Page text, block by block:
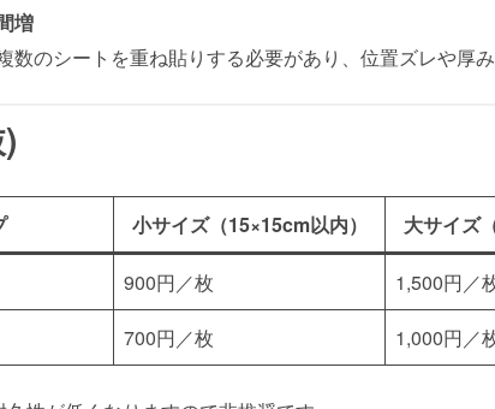
増
数のシートを重ね貼りする必要があり、位置ズレや厚み
小サイズ（15×15cm以内） 大サイズ
900円／枚
1,500円／
700円／枚 1,000円／